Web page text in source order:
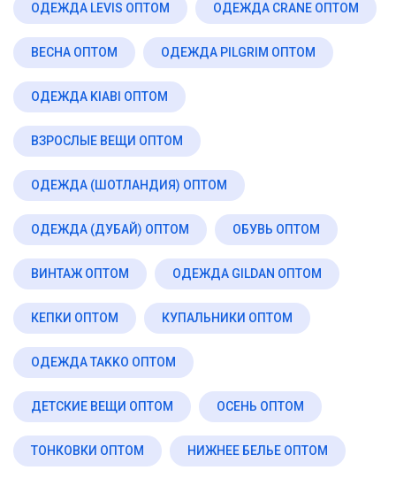
ОДЕЖДА LEVIS ОПТОМ ОДЕЖДА CRANE ОПТОМ
ВЕСНА ОПТОМ ОДЕЖДА PILGRIM ОПТОМ
ОДЕЖДА KIABI ОПТОМ
ВЗРОСЛЫЕ ВЕЩИ ОПТОМ
ОДЕЖДА (ШОТЛАНДИЯ) ОПТОМ
ОДЕЖДА (ДУБАЙ) ОПТОМ ОБУВЬ ОПТОМ
ВИНТАЖ ОПТОМ ОДЕЖДА GILDAN ОПТОМ
КЕПКИ ОПТОМ КУПАЛЬНИКИ ОПТОМ
ОДЕЖДА TAKKO ОПТОМ
ДЕТСКИЕ ВЕЩИ ОПТОМ ОСЕНЬ ОПТОМ
ТОНКОВКИ ОПТОМ НИЖНЕЕ БЕЛЬЕ ОПТОМ